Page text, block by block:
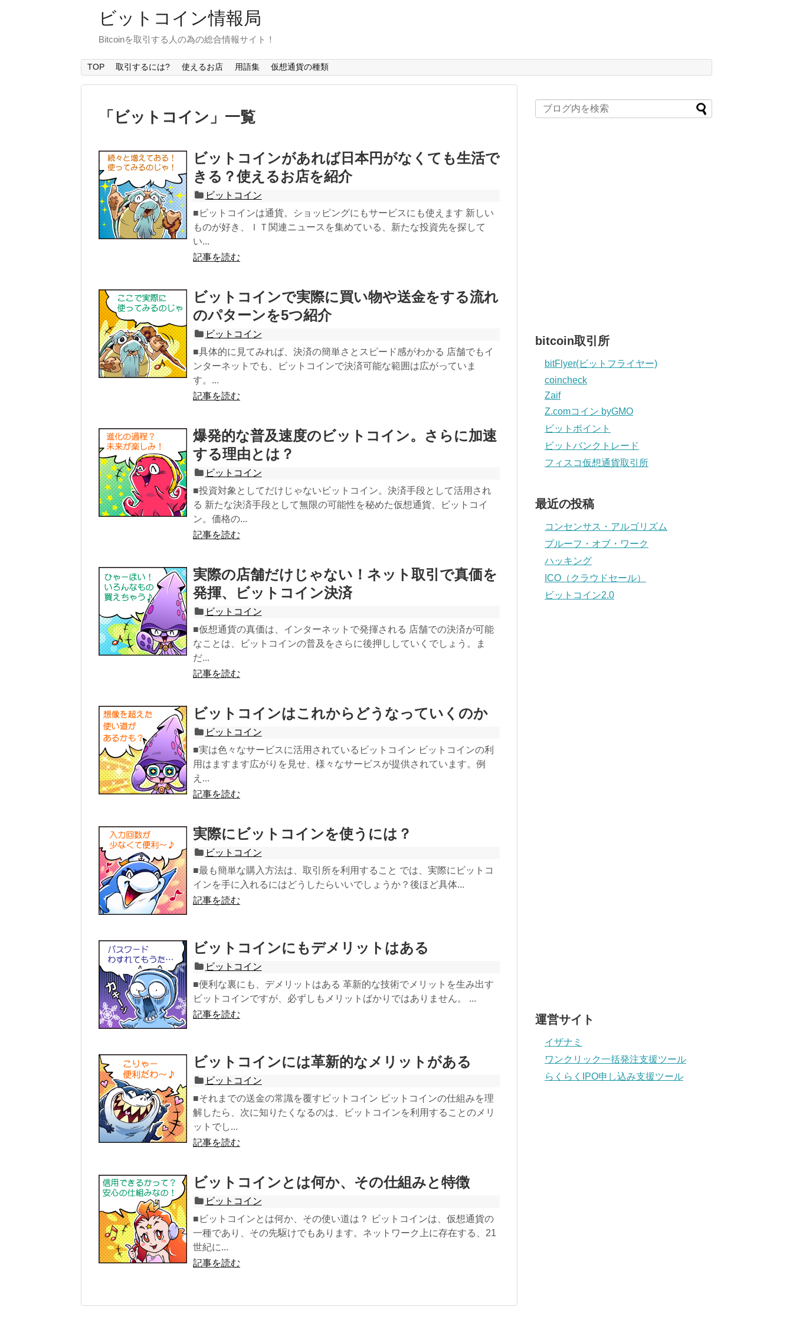
ビットコイン情報局
Bitcoinを取引する人の為の総合情報サイト！
TOP 取引するには? 使えるお店 用語集 仮想通貨の種類
「 ビットコイン 」 一覧
ビットコインがあれば日本円がなくても生活で
きる？使えるお店を紹介
ビットコイン
■ビットコインは通貨。ショッピングにもサービスにも使えます 新しい
ものが好き、ＩＴ関連ニュースを集めている、新たな投資先を探して
い...
記事を読む
ビットコインで実際に買い物や送金をする流れ
のパターンを5つ紹介
ビットコイン
■具体的に見てみれば、決済の簡単さとスピード感がわかる 店舗でもイ
ンターネットでも、ビットコインで決済可能な範囲は広がっていま
す。...
記事を読む
爆発的な普及速度のビットコイン。さらに加速
する理由とは？
ビットコイン
■投資対象としてだけじゃないビットコイン。決済手段として活用され
る 新たな決済手段として無限の可能性を秘めた仮想通貨、ビットコイ
ン。価格の...
記事を読む
実際の店舗だけじゃない！ネット取引で真価を
発揮、ビットコイン決済
ビットコイン
■仮想通貨の真価は、インターネットで発揮される 店舗での決済が可能
なことは、ビットコインの普及をさらに後押ししていくでしょう。ま
だ...
記事を読む
ビットコインはこれからどうなっていくのか
ビットコイン
■実は色々なサービスに活用されているビットコイン ビットコインの利
用はますます広がりを見せ、様々なサービスが提供されています。例
え...
記事を読む
実際にビットコインを使うには？
ビットコイン
■最も簡単な購入方法は、取引所を利用すること では、実際にビットコ
インを手に入れるにはどうしたらいいでしょうか？後ほど具体...
記事を読む
ビットコインにもデメリットはある
ビットコイン
■便利な裏にも、デメリットはある 革新的な技術でメリットを生み出す
ビットコインですが、必ずしもメリットばかりではありません。 ...
記事を読む
ビットコインには革新的なメリットがある
ビットコイン
■それまでの送金の常識を覆すビットコイン ビットコインの仕組みを理
解したら、次に知りたくなるのは、ビットコインを利用することのメリ
ットでし...
記事を読む
ビットコインとは何か、その仕組みと特徴
ビットコイン
■ビットコインとは何か、その使い道は？ ビットコインは、仮想通貨の
一種であり、その先駆けでもあります。ネットワーク上に存在する、21
世紀に...
記事を読む
bitcoin取引所
bitFlyer(ビットフライヤー)
coincheck
Zaif
Z.comコイン byGMO
ビットポイント
ビットバンクトレード
フィスコ仮想通貨取引所
最近の投稿
コンセンサス・アルゴリズム
プルーフ・オブ・ワーク
ハッキング
ICO（クラウドセール）
ビットコイン2.0
運営サイト
イザナミ
ワンクリック一括発注支援ツール
らくらくIPO申し込み支援ツール